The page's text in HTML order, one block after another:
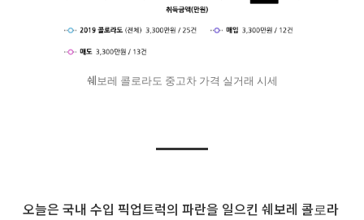
쉐보레 콜로라도 중고차 가격 실거래 시세
오늘은 국내 수입 픽업트럭의 파란을 일으킨 쉐보레 콜로라